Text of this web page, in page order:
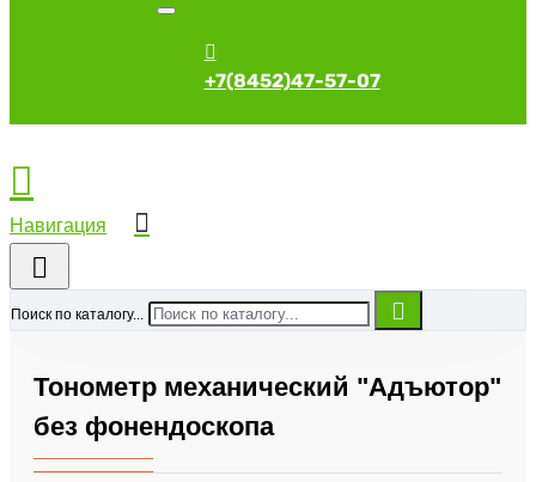
+7(8452)47-57-07
Поиск по каталогу...
Тонометр механический "Адъютор"
без фонендоскопа